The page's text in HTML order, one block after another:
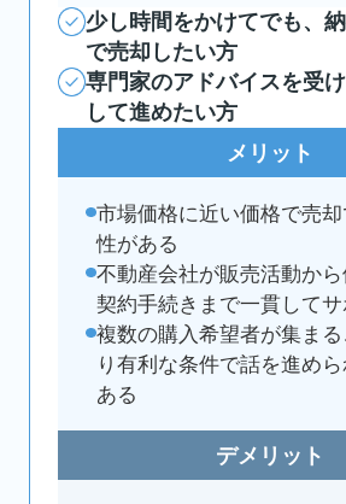
少し時間をかけてでも、
で売却したい方
専門家のアドバイスを受
して進めたい方
メリット
市場価格に近い価格で売
性がある
不動産会社が販売活動から
契約手続きまで一貫して
複数の購入希望者が集まる
り有利な条件で話を進め
ある
デメリット